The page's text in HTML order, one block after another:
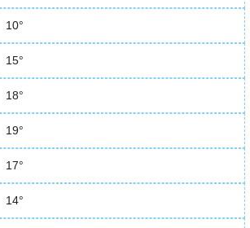
10°
15°
18°
19°
17°
14°